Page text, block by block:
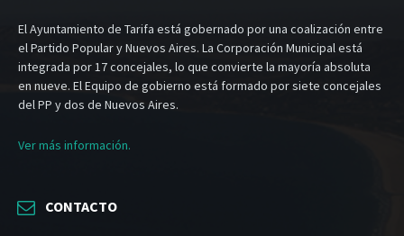
El Ayuntamiento de Tarifa está gobernado por una coalización entre
el Partido Popular y Nuevos Aires. La Corporación Municipal está
integrada por 17 concejales, lo que convierte la mayoría absoluta
en nueve. El Equipo de gobierno está formado por siete concejales
del PP y dos de Nuevos Aires.
Ver más información.
CONTACTO